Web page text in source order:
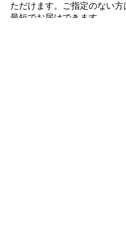
ただけます。ご指定のない
最短でお届けできます。